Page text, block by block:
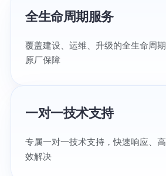
全生命周期服务
覆盖建设、运维、升级的全生命周期
原厂保障
一对一技术支持
专属一对一技术支持，快速响应、高
效解决